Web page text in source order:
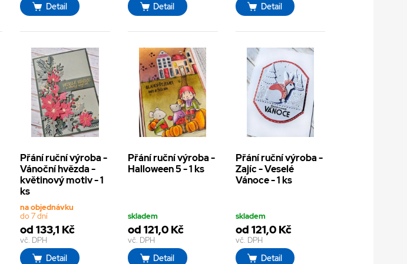
Detail Detail Detail
Přání ruční výroba -
Vánoční hvězda -
květinový motiv - 1
ks
na objednávku
do 7 dní
od 133,1 Kč
vč. DPH
Detail
Přání ruční výroba -
Halloween 5 - 1 ks
skladem
od 121,0 Kč
vč. DPH
Detail
Přání ruční výroba -
Zajíc - Veselé
Vánoce - 1 ks
skladem
od 121,0 Kč
vč. DPH
Detail